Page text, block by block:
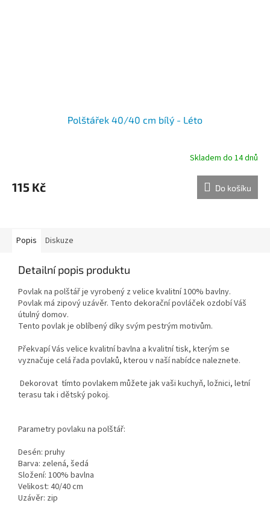
Polštářek 40/40 cm bílý - Léto
Skladem do 14 dnů
115 Kč Do košíku
Popis Diskuze
Detailní popis produktu
Povlak na polštář je vyrobený z velice kvalitní 100% bavlny.
Povlak má zipový uzávěr. Tento dekorační povláček ozdobí Váš
útulný domov.
Tento povlak je oblíbený díky svým pestrým motivům.
Překvapí Vás velice kvalitní bavlna a kvalitní tisk, kterým se
vyznačuje celá řada povlaků, kterou v naší nabídce naleznete.
Dekorovat tímto povlakem můžete jak vaši kuchyň, ložnici, letní
terasu tak i dětský pokoj.
Parametry povlaku na polštář:
Desén: pruhy
Barva: zelená, šedá
Složení: 100% bavlna
Velikost: 40/40 cm
Uzávěr: zip